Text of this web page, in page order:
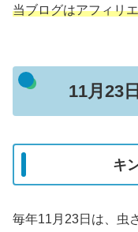
当ブログはアフィリ
11月23
キ
毎年11月23日は、虫